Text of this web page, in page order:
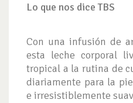
Lo que nos dice TBS
Con una infusión de
esta leche corporal
tropical a la rutina de
diariamente para la
e irresistiblemente